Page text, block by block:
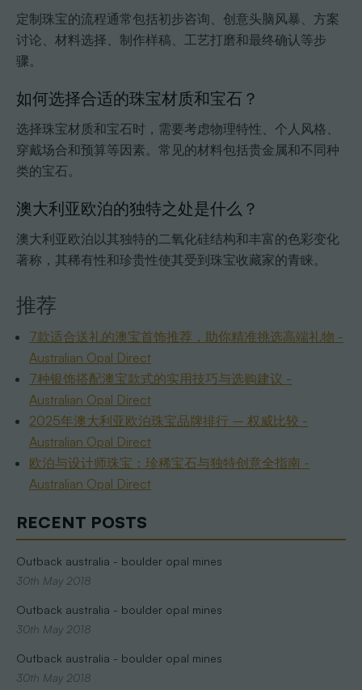
RECENT POSTS
Outback australia - boulder opal mines
30th May 2018
Outback australia - boulder opal mines
30th May 2018
Outback australia - boulder opal mines
30th May 2018
定制珠宝的流程通常包括初步咨询、创意头脑风暴、方案
讨论、材料选择、制作样稿、工艺打磨和最终确认等步
骤。
如何选择合适的珠宝材质和宝石？
选择珠宝材质和宝石时，需要考虑物理特性、个人风格、
穿戴场合和预算等因素。常见的材料包括贵金属和不同种
类的宝石。
澳大利亚欧泊的独特之处是什么？
澳大利亚欧泊以其独特的二氧化硅结构和丰富的色彩变化
著称，其稀有性和珍贵性使其受到珠宝收藏家的青睐。
推荐
7款适合送礼的澳宝首饰推荐，助你精准挑选高端礼物 -
Australian Opal Direct
7种银饰搭配澳宝款式的实用技巧与选购建议 -
Australian Opal Direct
2025年澳大利亚欧泊珠宝品牌排行 – 权威比较 -
Australian Opal Direct
欧泊与设计师珠宝：珍稀宝石与独特创意全指南 -
Australian Opal Direct